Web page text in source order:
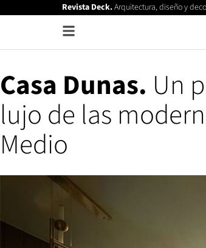
Revista Deck.Arquitectura, diseño y
Casa Dunas. Un
lujo de las
Medio